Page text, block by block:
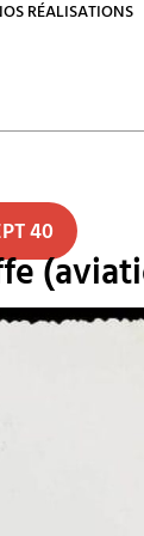
RÉALISATIONS
40